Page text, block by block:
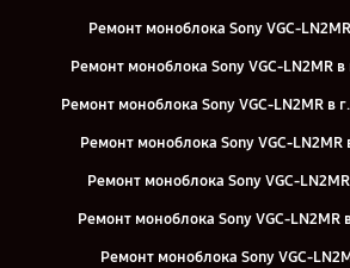
Ремонт моноблока Sony VGC-
Ремонт моноблока Sony VGC-LN2MR
Ремонт моноблока Sony VGC-LN2MR в
Ремонт моноблока Sony VGC-LN2MR
Ремонт моноблока Sony VGC-
Ремонт моноблока Sony VGC-LN2MR
Ремонт моноблока Sony VGC-